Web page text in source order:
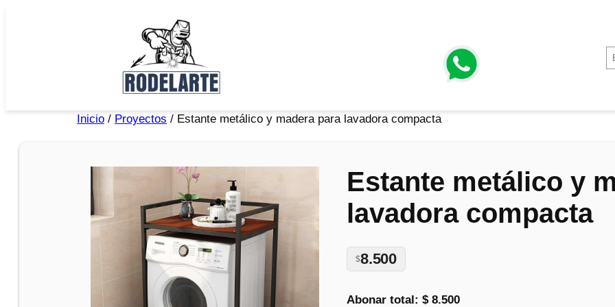
Inicio / Proyectos / Estante metálico y madera para lavadora compacta
Estante metálico y
lavadora compacta
$8.500
Abonar total:$ 8.500